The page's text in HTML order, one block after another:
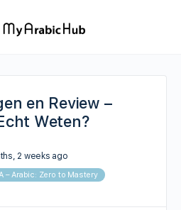
en Review –
Weten?
2 weeks ago
– Arabic: Zero to Mastery